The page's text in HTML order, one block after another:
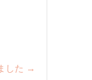
した →